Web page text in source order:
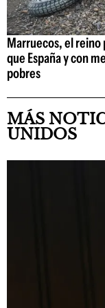
Marruecos, el reino
que España y con
pobres
MÁS
UNIDOS